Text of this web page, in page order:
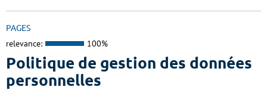
PAGES
relevance: 100%
Politique de gestion des données
personnelles